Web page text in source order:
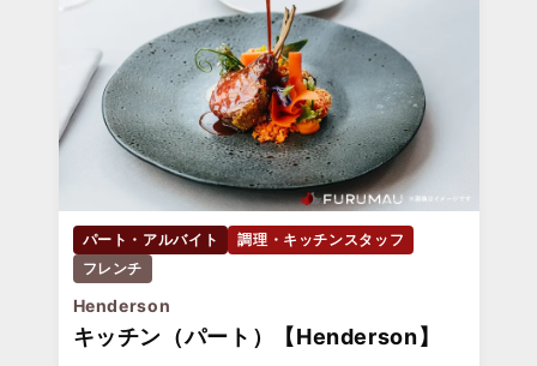
パート・アルバイト
調理・キッチンスタッフ
フレンチ
Henderson
キッチン（パート）【Henderson】